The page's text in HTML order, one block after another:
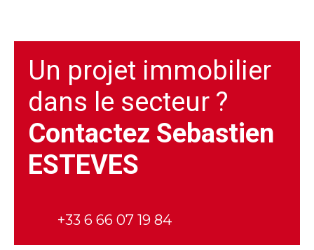
Un projet immobilier
dans le secteur ?
Contactez Sebastien
ESTEVES
+33 6 66 07 19 84